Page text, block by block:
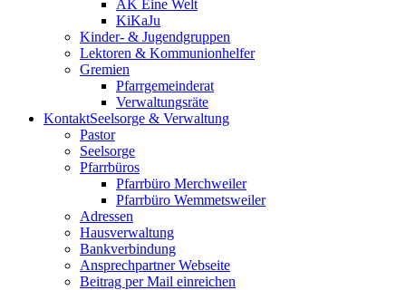
AK Eine Welt
KiKaJu
Kinder- & Jugendgruppen
Lektoren & Kommunionhelfer
Gremien
Pfarrgemeinderat
Verwaltungsräte
KontaktSeelsorge & Verwaltung
Pastor
Seelsorge
Pfarrbüros
Pfarrbüro Merchweiler
Pfarrbüro Wemmetsweiler
Adressen
Hausverwaltung
Bankverbindung
Ansprechpartner Webseite
Beitrag per Mail einreichen